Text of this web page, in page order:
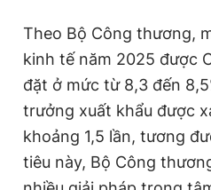
Theo Bộ Công thương,
kinh tế năm 2025 được
đặt ở mức từ 8,3 đến
trưởng xuất khẩu được
khoảng 1,5 lần, tương
tiêu này, Bộ Công